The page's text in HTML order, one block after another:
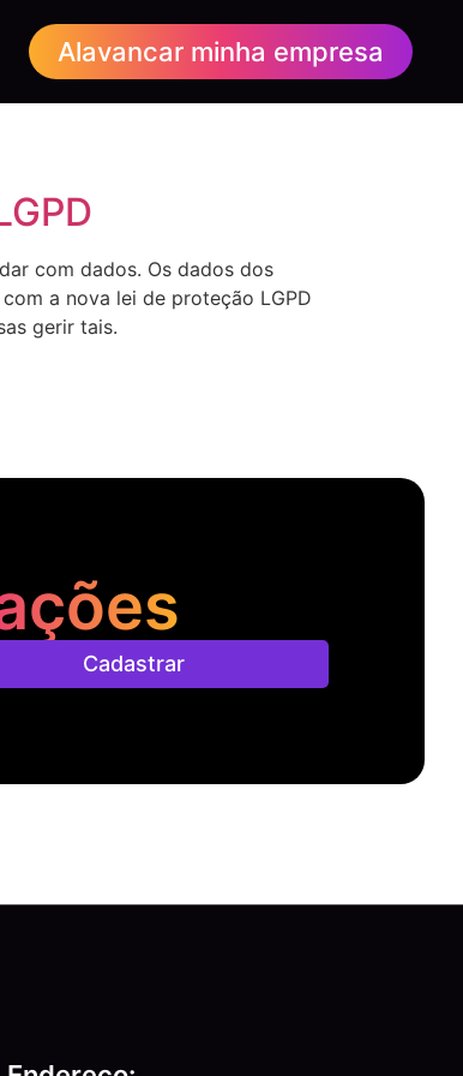
Alavancar minha empresa
com dados. Os dados dos
a nova lei de proteção LGPD
gerir tais.
Cadastrar